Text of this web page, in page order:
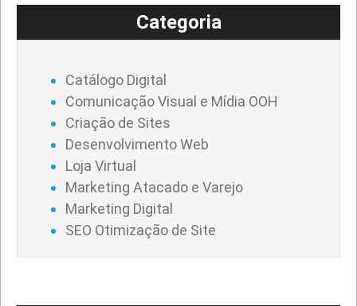
Categoria
Catálogo Digital
Comunicação Visual e Mídia OOH
Criação de Sites
Desenvolvimento Web
Loja Virtual
Marketing Atacado e Varejo
Marketing Digital
SEO Otimização de Site